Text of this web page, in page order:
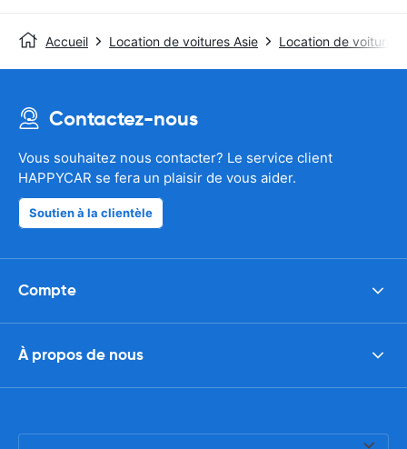
Accueil Location de voitures Asie Location de voitures
Contactez-nous
Vous souhaitez nous contacter? Le service client
HAPPYCAR se fera un plaisir de vous aider.
Soutien à la clientèle
Compte
À propos de nous